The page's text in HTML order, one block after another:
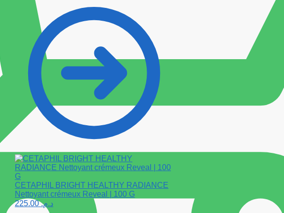
CETAPHIL BRIGHT HEALTHY RADIANCE
Nettoyant crémeux Reveal | 100 G
د.م.225.00